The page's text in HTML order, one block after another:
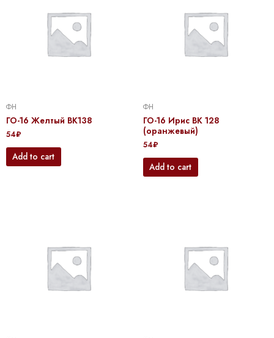
ФН
ГО-16 Желтый BK138
54₽
Add to cart
ФН
ГО-16 Ирис BK 128
(оранжевый)
54₽
Add to cart